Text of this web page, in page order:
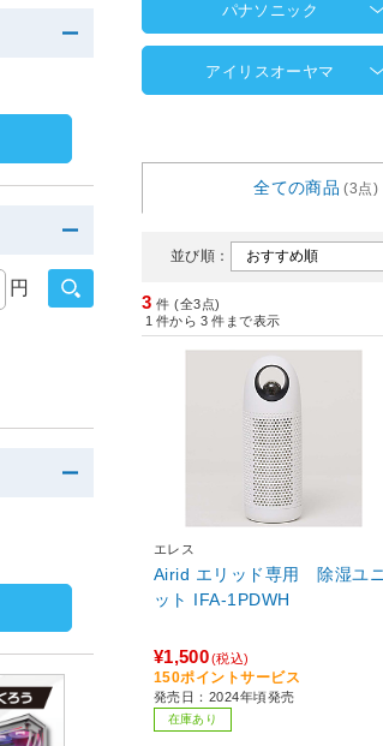
パナソニック
アイリスオーヤマ
全ての商品 (3点)
並び順：
3 件 (全3点)
1 件から 3 件まで表示
エレス
Airid エリッド専用 除湿ユニ
ット IFA-1PDWH
¥1,500(税込)
150ポイントサービス
発売日：2024年頃発売
在庫あり
円